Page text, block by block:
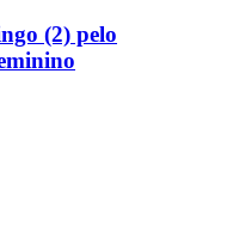
(2) pelo